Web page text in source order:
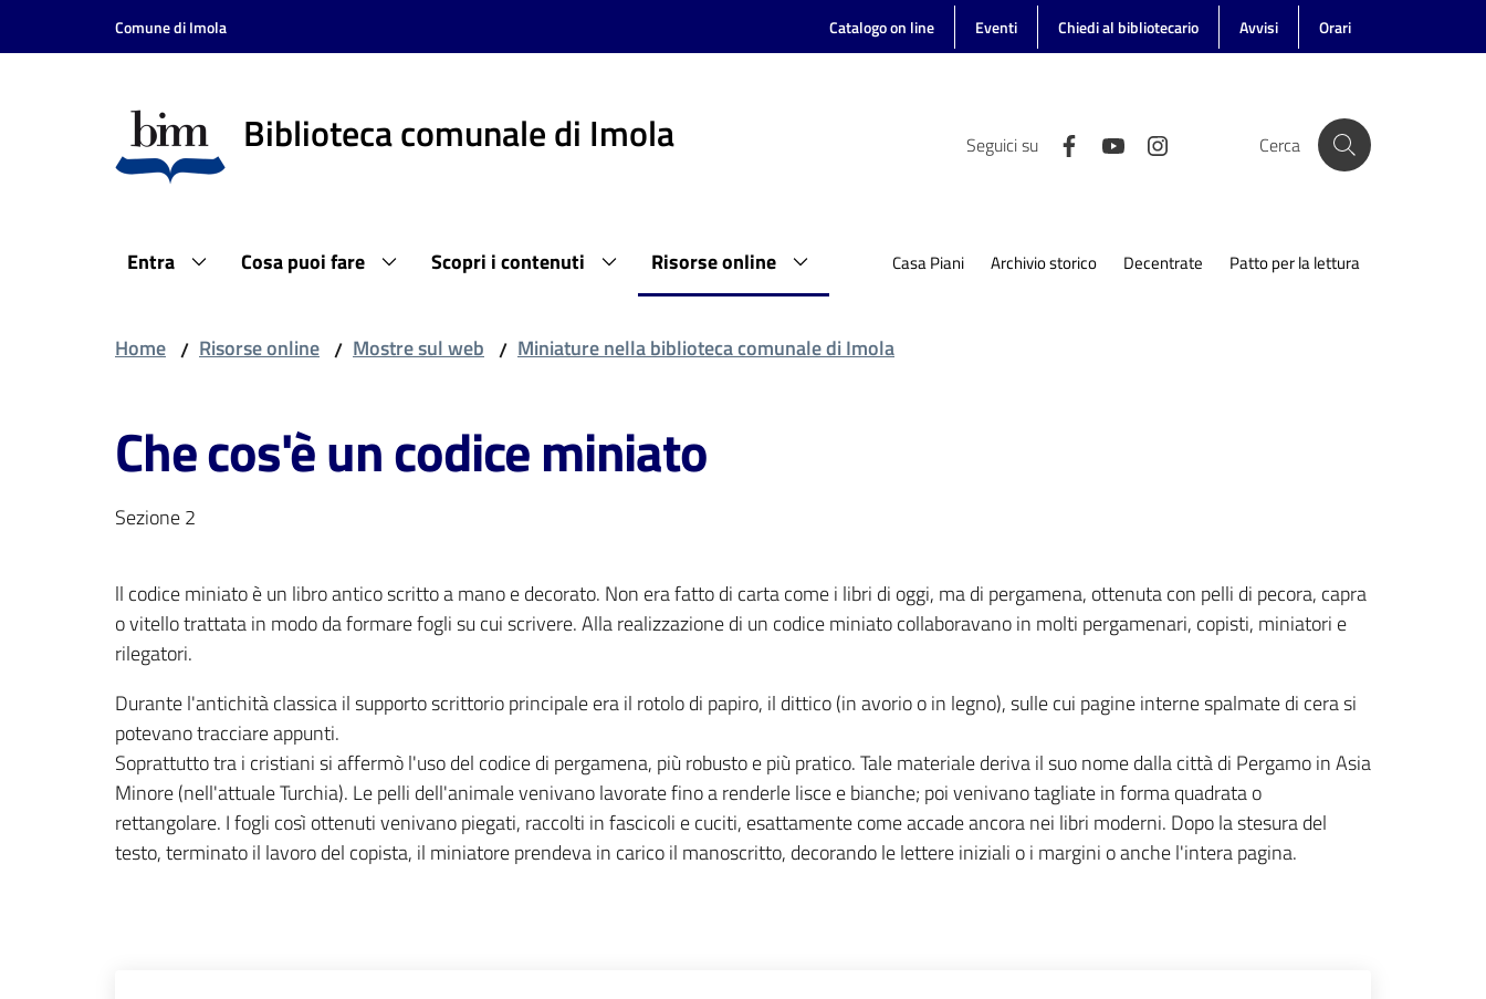
Vai al contenuto
Vai alla navigazione
Comune di Imola Catalogo on line Eventi Chiedi al bibliotecario Avvisi Orari
Biblioteca comunale di Imola Seguici su Cerca
Entra Cosa puoi fare Scopri i contenuti Risorse online Casa Piani Archivio storico Decentrate Patto per la lettura
Home / Risorse online / Mostre sul web / Miniature nella biblioteca comunale di Imola
Che cos'è un codice miniato
Sezione 2
ll codice miniato è un libro antico scritto a mano e decorato. Non era fatto di carta come i libri di oggi, ma di pergamena, ottenuta con pelli di pecora, capra
o vitello trattata in modo da formare fogli su cui scrivere. Alla realizzazione di un codice miniato collaboravano in molti pergamenari, copisti, miniatori e
rilegatori.
Durante l'antichità classica il supporto scrittorio principale era il rotolo di papiro, il dittico (in avorio o in legno), sulle cui pagine interne spalmate di cera si
potevano tracciare appunti.
Soprattutto tra i cristiani si affermò l'uso del codice di pergamena, più robusto e più pratico. Tale materiale deriva il suo nome dalla città di Pergamo in Asia
Minore (nell'attuale Turchia). Le pelli dell'animale venivano lavorate fino a renderle lisce e bianche; poi venivano tagliate in forma quadrata o
rettangolare. I fogli così ottenuti venivano piegati, raccolti in fascicoli e cuciti, esattamente come accade ancora nei libri moderni. Dopo la stesura del
testo, terminato il lavoro del copista, il miniatore prendeva in carico il manoscritto, decorando le lettere iniziali o i margini o anche l'intera pagina.